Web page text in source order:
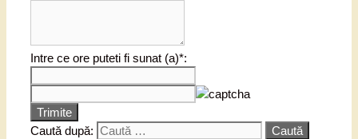
Intre ce ore puteti fi sunat (a)*:
Trimite
Caută după: